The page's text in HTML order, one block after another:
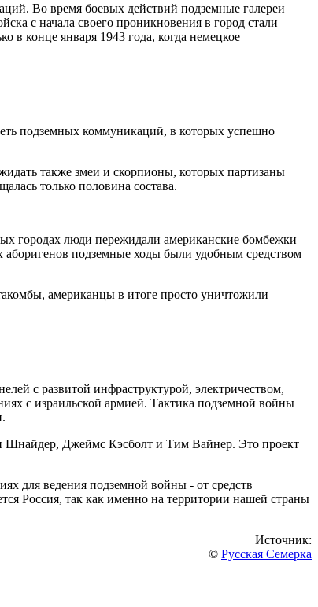
Во время боевых действий подземные галереи
с начала своего проникновения в город стали
в конце января 1943 года, когда немецкое
подземных коммуникаций, в которых успешно
также змеи и скорпионы, которых партизаны
только половина состава.
городах люди пережидали американские бомбежки
подземные ходы были удобным средством
американцы в итоге просто уничтожили
с развитой инфраструктурой, электричеством,
с израильской армией. Тактика подземной войны
Шнайдер, Джеймс Кэсболт и Тим Вайнер. Это проект
для ведения подземной войны - от средств
Россия, так как именно на территории нашей страны
Источник:
© Русская Семерка